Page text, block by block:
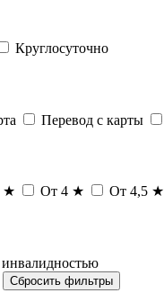
Круглосуточно
Перевод с карты
★ От 4 ★ От 4,5 ★
Сбросить фильтры